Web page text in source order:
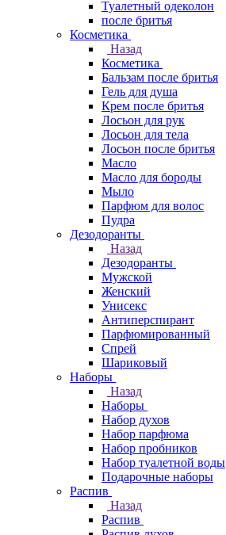
Туалетный одеколон
после бритья
Косметика
Назад
Косметика
Бальзам после бритья
Гель для душа
Крем после бритья
Лосьон для рук
Лосьон для тела
Лосьон после бритья
Масло
Масло для бороды
Мыло
Парфюм для волос
Пудра
Дезодоранты
Назад
Дезодоранты
Мужской
Женский
Унисекс
Антиперспирант
Парфюмированный
Спрей
Шариковый
Наборы
Назад
Наборы
Набор духов
Набор парфюма
Набор пробников
Набор туалетной воды
Подарочные наборы
Распив
Назад
Распив